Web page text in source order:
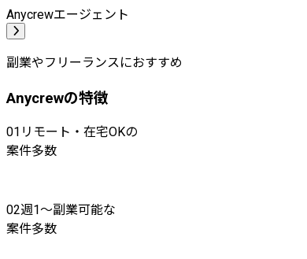
Anycrewエージェント
副業やフリーランスにおすすめ
Anycrewの特徴
01 リモート・在宅OKの
案件多数
02週1〜副業可能な
案件多数